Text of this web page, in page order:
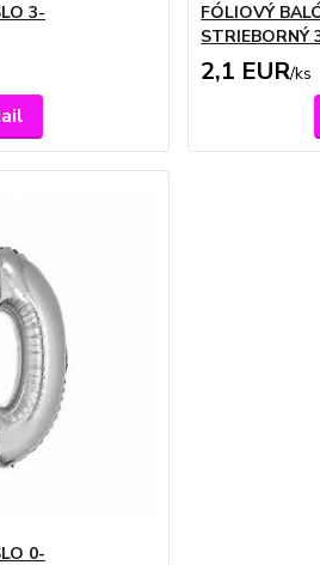
3-
FÓLIOVÝ
STRIEBORNÝ
2,1 EUR/ks
0-